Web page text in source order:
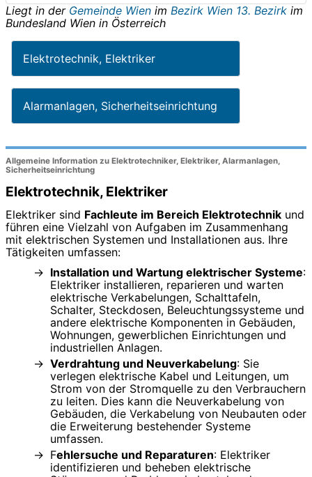
Liegt in der Gemeinde Wien im Bezirk Wien 13. Bezirk im
Bundesland Wien in Österreich
Elektrotechnik, Elektriker
Alarmanlagen, Sicherheitseinrichtung
Allgemeine Information zu Elektrotechniker, Elektriker, Alarmanlagen,
Sicherheitseinrichtung
Elektrotechnik, Elektriker
Elektriker sind Fachleute im Bereich Elektrotechnik und
führen eine Vielzahl von Aufgaben im Zusammenhang
mit elektrischen Systemen und Installationen aus. Ihre
Tätigkeiten umfassen:
Installation und Wartung elektrischer Systeme:
Elektriker installieren, reparieren und warten
elektrische Verkabelungen, Schalttafeln,
Schalter, Steckdosen, Beleuchtungssysteme und
andere elektrische Komponenten in Gebäuden,
Wohnungen, gewerblichen Einrichtungen und
industriellen Anlagen.
Verdrahtung und Neuverkabelung: Sie
verlegen elektrische Kabel und Leitungen, um
Strom von der Stromquelle zu den Verbrauchern
zu leiten. Dies kann die Neuverkabelung von
Gebäuden, die Verkabelung von Neubauten oder
die Erweiterung bestehender Systeme
umfassen.
Fehlersuche und Reparaturen: Elektriker
identifizieren und beheben elektrische